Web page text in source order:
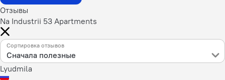
Отзывы
Na Industrii 53 Apartments
Сортировка отзывов
Сначала полезные
Lyudmila